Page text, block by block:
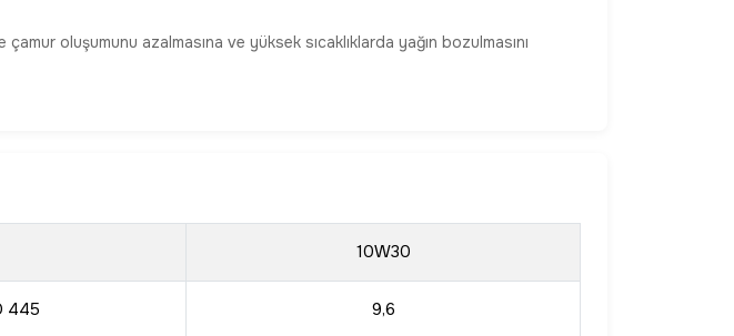
oluşumunu azalmasına ve yüksek sıcaklıklarda yağın bozulmasını
10W30
445 9,6